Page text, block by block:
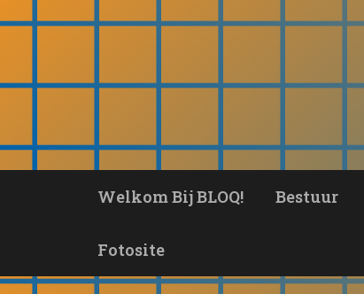
inhoud
Welkom Bij BLOQ! Bestuur
Fotosite